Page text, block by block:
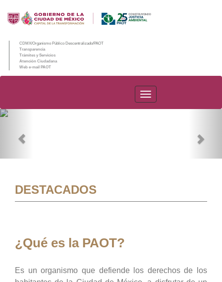
CDMX/Organismo Público Descentralizado/PAOT
Transparencia
Trámites y Servicios
Atención Ciudadana
Web e-mail PAOT
PAOT
DESTACADOS
¿Qué es la PAOT?
Es un organismo que defiende los derechos de los